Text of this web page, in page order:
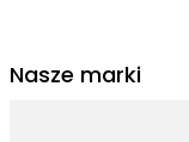
Nasze marki